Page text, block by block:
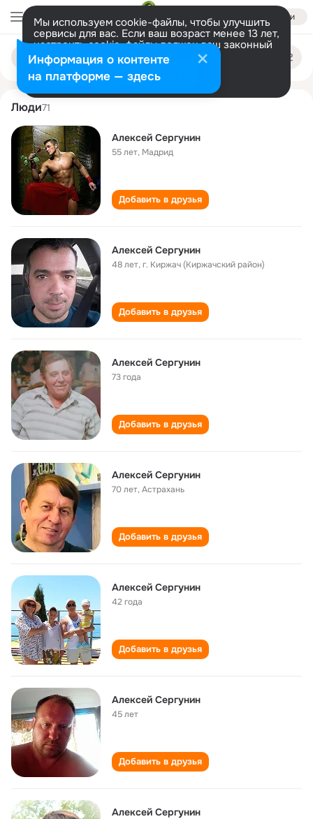
Войти
Мы используем cookie-файлы, чтобы улучшить
сервисы для вас. Если ваш возраст менее 13 лет,
настроить cookie-файлы должен ваш законный
представитель. Больше информации
Разрешить все Настроить
Поиск
людям
aleksey sergunin
Люди71
Алексей Сергунин
55 лет, Мадрид
Добавить в друзья
Алексей Сергунин
48 лет,г. Киржач (Киржачский район)
Добавить в друзья
Алексей Сергунин
73 года
Добавить в друзья
Aлексей Сергунин
70 лет,Астрахань
Добавить в друзья
Алексей Сергунин
42 года
Добавить в друзья
Алексей Сергунин
45 лет
Добавить в друзья
Алексей Сергунин
Информация о контенте
на платформе — здесь